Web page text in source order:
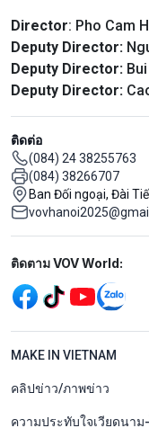
Director: Pho Cam
Deputy Director:
Deputy Director:
Deputy Director:
ติดต่อ
(084) 24 38255763
(084) 38266707
Ban Đối ngoại, Đài
Mạng xã hội
ติดตาม VOV World:
menu footer
MAKE IN VIETNAM
คลิปข่าว/ภาพข่าว
ความประทับใจเวียดนาม